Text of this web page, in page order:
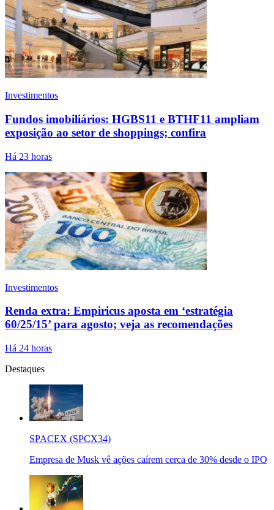
Investimentos
Fundos imobiliários: HGBS11 e BTHF11 ampliam
exposição ao setor de shoppings; confira
Há 23 horas
Investimentos
Renda extra: Empiricus aposta em ‘estratégia
60/25/15’ para agosto; veja as recomendações
Há 24 horas
Destaques
SPACEX (SPCX34)
Empresa de Musk vê ações caírem cerca de 30% desde o IPO